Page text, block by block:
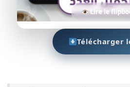
Lire le
Télécharger